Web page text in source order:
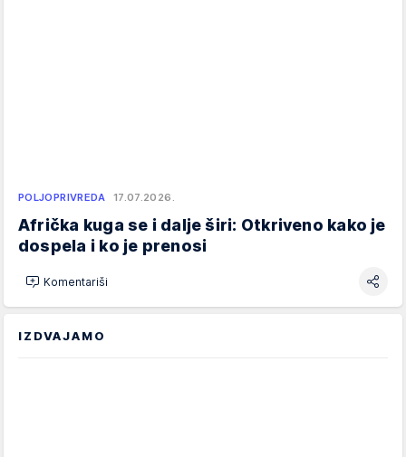
POLJOPRIVREDA 17.07.2026.
Afrička kuga se i dalje širi: Otkriveno kako je
dospela i ko je prenosi
Komentariši
IZDVAJAMO